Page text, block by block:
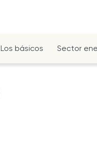
Los básicos Sector